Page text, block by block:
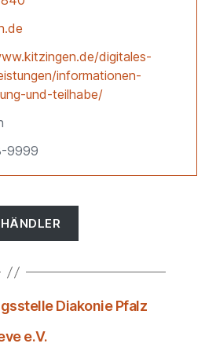
digitales-
informationen-
und-teilhabe/
9999
Diakonie Pfalz
e.V.